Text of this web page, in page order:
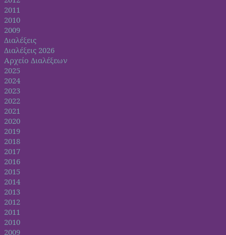
2011
2010
2009
Διαλέξεις
Διαλέξεις 2026
Αρχείο Διαλέξεων
2025
2024
2023
2022
2021
2020
2019
2018
2017
2016
2015
2014
2013
2012
2011
2010
2009